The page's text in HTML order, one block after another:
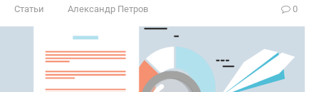
Статьи Александр Петров 0